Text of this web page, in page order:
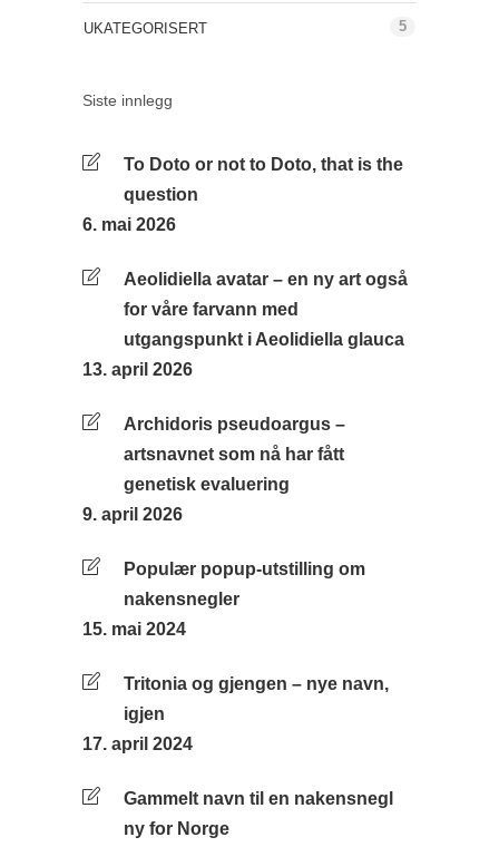
UKATEGORISERT 5
Siste innlegg
To Doto or not to Doto, that is the
question
6. mai 2026
Aeolidiella avatar – en ny art også
for våre farvann med
utgangspunkt i Aeolidiella glauca
13. april 2026
Archidoris pseudoargus –
artsnavnet som nå har fått
genetisk evaluering
9. april 2026
Populær popup-utstilling om
nakensnegler
15. mai 2024
Tritonia og gjengen – nye navn,
igjen
17. april 2024
Gammelt navn til en nakensnegl
ny for Norge